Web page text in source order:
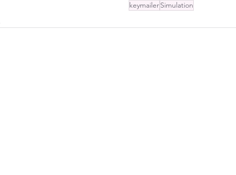
keymailerSimulation